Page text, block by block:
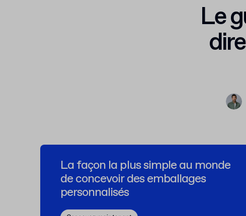
Le
La façon la plus simple au monde
de concevoir des emballages
personnalisés